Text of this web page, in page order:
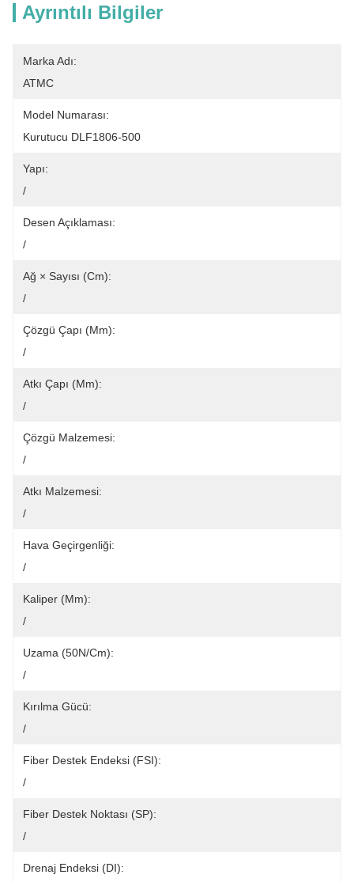
Ayrıntılı Bilgiler
Marka Adı:
ATMC
Model Numarası:
Kurutucu DLF1806-500
Yapı:
/
Desen Açıklaması:
/
Ağ × Sayısı (cm):
/
Çözgü Çapı (mm):
/
Atkı Çapı (mm):
/
Çözgü Malzemesi:
/
Atkı Malzemesi:
/
Hava Geçirgenliği:
/
Kaliper (mm):
/
Uzama (50N/cm):
/
Kırılma Gücü:
/
Fiber Destek Endeksi (FSI):
/
Fiber Destek Noktası (SP):
/
Drenaj Endeksi (DI):